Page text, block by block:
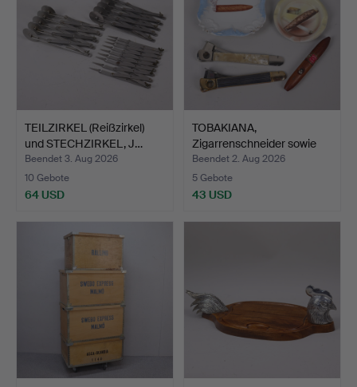
TEILZIRKEL (Reißzirkel)
und STECHZIRKEL, J…
Beendet 3. Aug 2026
10 Gebote
64 USD
TOBAKIANA,
Zigarrenschneider sowie
Zigarre…
Beendet 2. Aug 2026
5 Gebote
43 USD